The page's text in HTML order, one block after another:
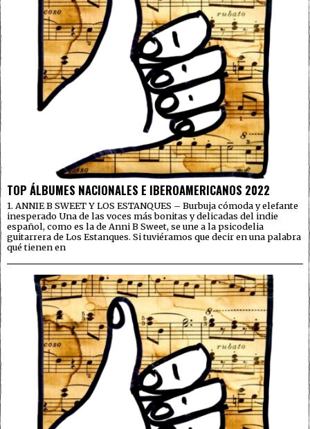
TOP ÁLBUMES NACIONALES E IBEROAMERICANOS 2022
1. ANNIE B SWEET Y LOS ESTANQUES – Burbuja cómoda y elefante
inesperado Una de las voces más bonitas y delicadas del indie
español, como es la de Anni B Sweet, se une a la psicodelia
guitarrera de Los Estanques. Si tuviéramos que decir en una palabra
qué tienen en